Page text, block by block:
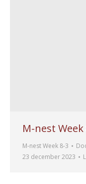
M-nest Week
M-nest Week 8-3
23 december 2023